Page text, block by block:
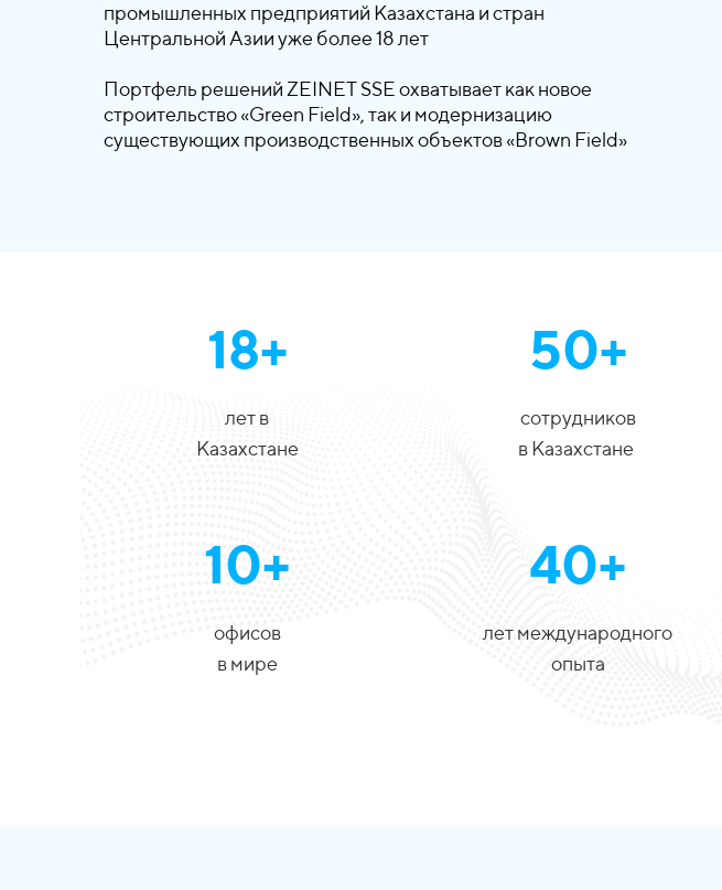
промышленных предприятий Казахстана и стран
Центральной Азии уже более 18 лет
Портфель решений ZEINET SSE охватывает как новое
строительство «Green Field», так и модернизацию
существующих производственных объектов «Brown Field»
50+
сотрудников
в Казахстане
18+
лет в
Казахстане
10+
офисов
в мире
40+
лет международного
опыта